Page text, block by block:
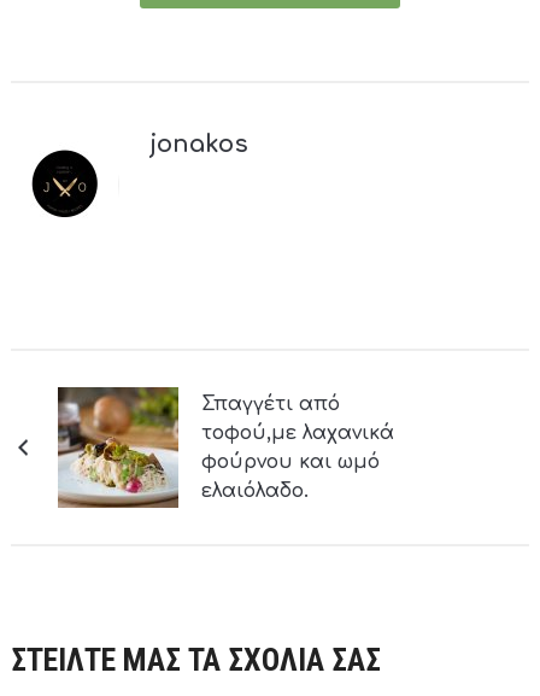
jonakos
Σπαγγέτι από
τοφού,με λαχανικά
φούρνου και ωμό
ελαιόλαδο.
ΣΤΕΙΛΤΕ ΜΑΣ ΤΑ ΣΧΟΛΙΑ ΣΑΣ